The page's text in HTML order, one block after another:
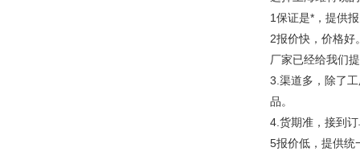
1保证是*，提供
2报价快，价格好
厂家已经给我们
3.渠道多，除了
品。
4.货期准，接到
5报价低，提供统